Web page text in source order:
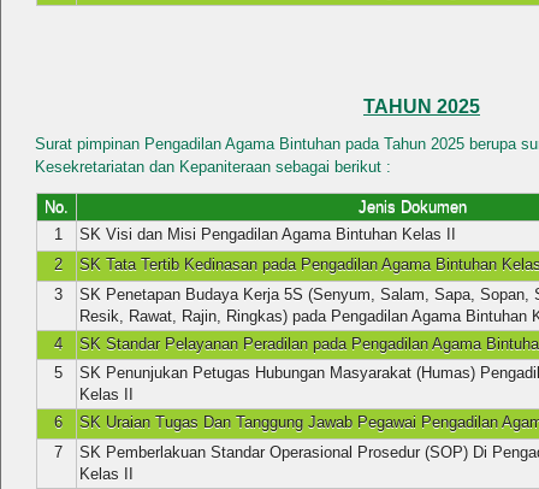
TAHUN 2025
Surat pimpinan Pengadilan Agama Bintuhan pada Tahun 2025 berupa
Kesekretariatan dan Kepaniteraan sebagai berikut :
No.
Jenis Dokumen
1
SK Visi dan Misi Pengadilan Agama Bintuhan Kelas II
2
SK Tata Tertib Kedinasan pada Pengadilan Agama Bintuhan
3
SK Penetapan Budaya Kerja 5S (Senyum, Salam, Sapa, Sopan,
Resik, Rawat, Rajin, Ringkas) pada Pengadilan Agama Bintuhan
4
SK Standar Pelayanan Peradilan pada Pengadilan Agama
5
SK Penunjukan Petugas Hubungan Masyarakat (Humas)
Kelas II
6
SK Uraian Tugas Dan Tanggung Jawab Pegawai Pengadilan
7
SK Pemberlakuan Standar Operasional Prosedur (SOP) Di
Kelas II